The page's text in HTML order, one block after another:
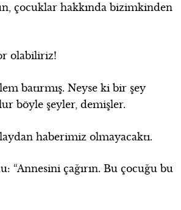
çocuklar hakkında bizimkinden
olabiliriz!
batırmış. Neyse ki bir şey
böyle şeyler, demişler.
haberimiz olmayacaktı.
“Annesini çağırın. Bu çocuğu bu